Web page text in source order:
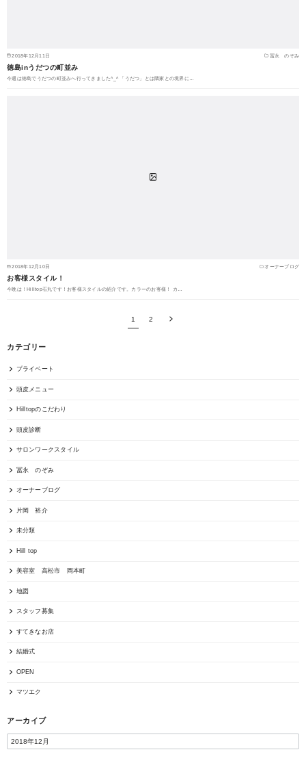
2018年12月11日 冨永 のぞみ
徳島inうだつの町並み
今週は徳島でうだつの町並みへ行ってきました^_^ 「うだつ」とは隣家との境界に…
2018年12月10日 オーナーブログ
お客様スタイル！
今晩は！Hilltop石丸です！お客様スタイルの紹介です。カラーのお客様！ カ…
1 2
カテゴリー
プライベート
頭皮メニュー
Hilltopのこだわり
頭皮診断
サロンワークスタイル
冨永 のぞみ
オーナーブログ
片岡 裕介
未分類
Hill top
美容室 高松市 岡本町
地図
スタッフ募集
すてきなお店
結婚式
OPEN
マツエク
アーカイブ